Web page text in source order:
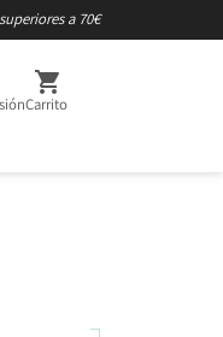
a 70€

Carrito